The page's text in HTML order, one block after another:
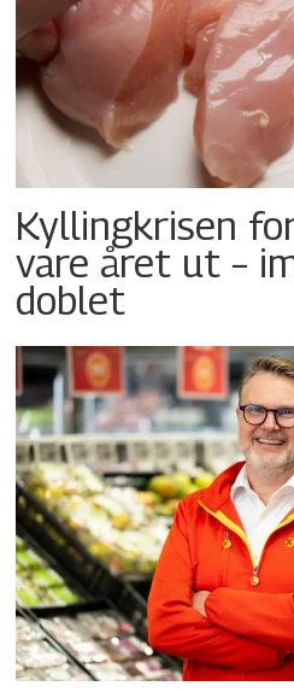
Kyllingkrisen
vare året ut –
doblet